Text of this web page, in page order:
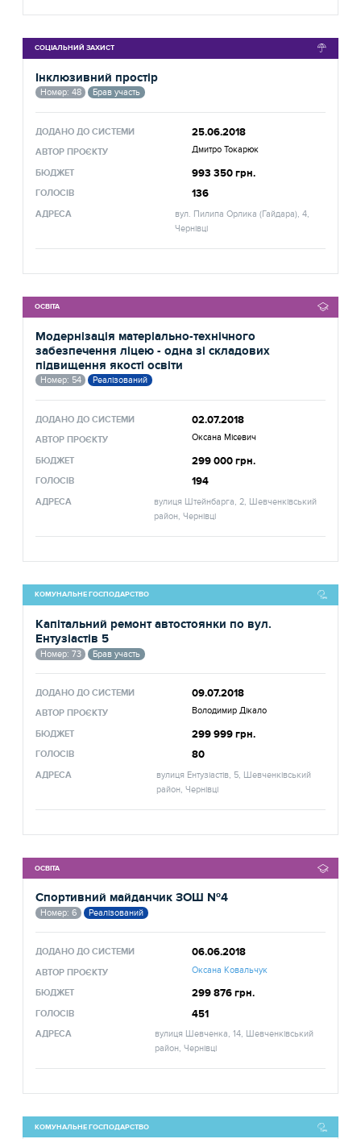
СОЦІАЛЬНИЙ ЗАХИСТ
Інклюзивний простір
Номер: 48 Брав участь
ДОДАНО ДО СИСТЕМИ 25.06.2018
АВТОР ПРОЄКТУ Дмитро Токарюк
БЮДЖЕТ 993 350 грн.
ГОЛОСІВ 136
АДРЕСА
вул. Пилипа Орлика (Гайдара), 4,
Чернівці
ОСВІТА
Модернізація матеріально-технічного
забезпечення ліцею - одна зі складових
підвищення якості освіти
Номер: 54 Реалізований
ДОДАНО ДО СИСТЕМИ 02.07.2018
АВТОР ПРОЄКТУ Оксана Місевич
БЮДЖЕТ 299 000 грн.
ГОЛОСІВ 194
АДРЕСА
вулиця Штейнбарга, 2, Шевченківський
район, Чернівці
КОМУНАЛЬНЕ ГОСПОДАРСТВО
Капітальний ремонт автостоянки по вул.
Ентузіастів 5
Номер: 73 Брав участь
ДОДАНО ДО СИСТЕМИ 09.07.2018
АВТОР ПРОЄКТУ Володимир Дікало
БЮДЖЕТ 299 999 грн.
ГОЛОСІВ 80
АДРЕСА
вулиця Ентузіастів, 5, Шевченківський
район, Чернівці
ОСВІТА
Спортивний майданчик ЗОШ №4
Номер: 6 Реалізований
ДОДАНО ДО СИСТЕМИ 06.06.2018
АВТОР ПРОЄКТУ Оксана Ковальчук
БЮДЖЕТ 299 876 грн.
ГОЛОСІВ 451
АДРЕСА
вулиця Шевченка, 14, Шевченківський
район, Чернівці
КОМУНАЛЬНЕ ГОСПОДАРСТВО